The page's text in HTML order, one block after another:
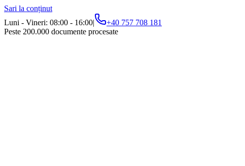
Sari la conținut
Luni - Vineri: 08:00 - 16:00|
+40 757 708 181
Peste 200.000 documente procesate